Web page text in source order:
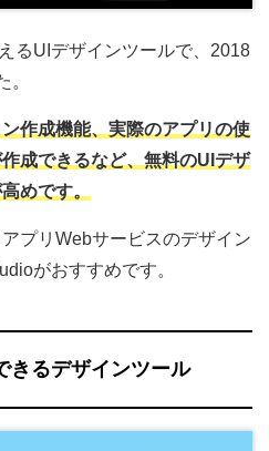
るUIデザインツールで、2018
。
作成機能、実際のアプリの使
成できるなど、無料のUIデザ
めです。
プリWebサービスのデザイン
がおすすめです。
きるデザインツール